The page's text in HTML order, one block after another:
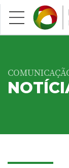
Saltar para